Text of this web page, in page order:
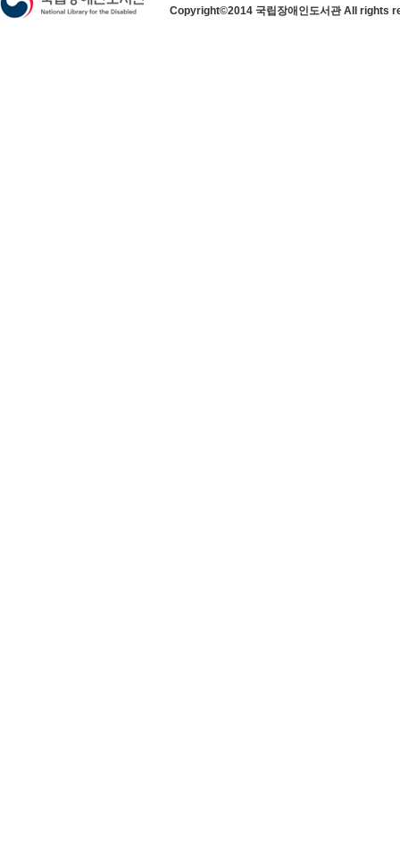
Copyright©2014 국립장애인도서관 All rights